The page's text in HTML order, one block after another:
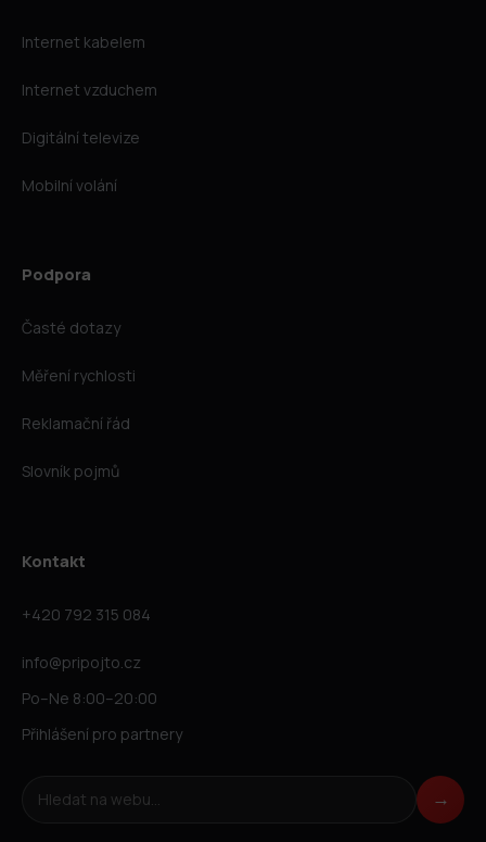
Internet kabelem
Internet vzduchem
Digitální televize
Mobilní volání
Podpora
Časté dotazy
Měření rychlosti
Reklamační řád
Slovník pojmů
Kontakt
+420 792 315 084
info@pripojto.cz
Po–Ne 8:00–20:00
Přihlášení pro partnery
Hledat na webu →